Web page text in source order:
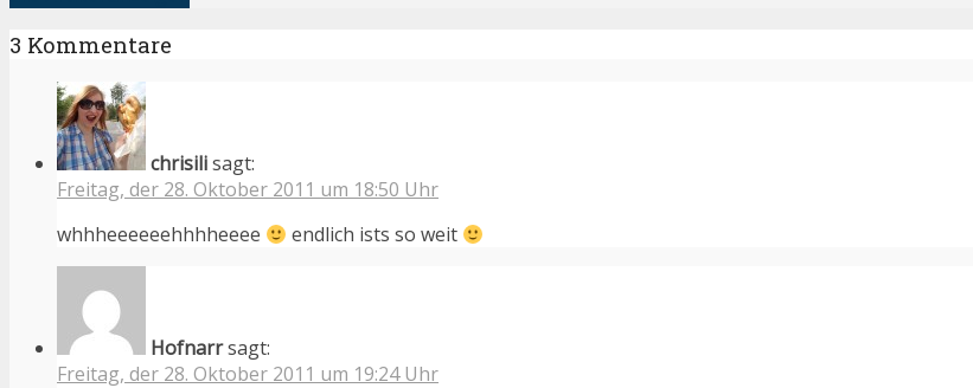
3 Kommentare
chrisilisagt:
Freitag, der 28. Oktober 2011 um 18:50 Uhr
whhheeeeeehhhheeee
endlich ists so weit
Hofnarrsagt:
Freitag, der 28. Oktober 2011 um 19:24 Uhr